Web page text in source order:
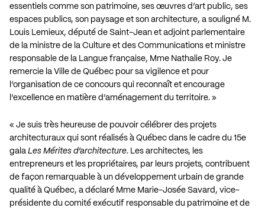
essentiels comme son patrimoine, ses œuvres d’art public, ses
espaces publics, son paysage et son architecture, a souligné M.
Louis Lemieux, député de Saint-Jean et adjoint parlementaire
de la ministre de la Culture et des Communications et ministre
responsable de la Langue française, Mme Nathalie Roy. Je
remercie la Ville de Québec pour sa vigilence et pour
l’organisation de ce concours qui reconnaît et encourage
l’excellence en matière d’aménagement du territoire. »
« Je suis très heureuse de pouvoir célébrer des projets
architecturaux qui sont réalisés à Québec dans le cadre du 15e
gala Les Mérites d’architecture. Les architectes, les
entrepreneurs et les propriétaires, par leurs projets, contribuent
de façon remarquable à un développement urbain de grande
qualité à Québec, a déclaré Mme Marie-Josée Savard, vice-
présidente du comité exécutif responsable du patrimoine et de